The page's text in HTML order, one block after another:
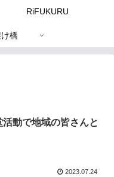
RiFUKURU
橋
活動で地域の皆さんと
2023.07.24